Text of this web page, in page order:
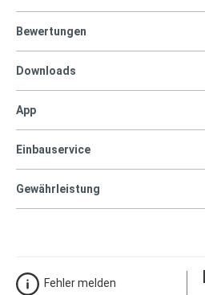
Bewertungen
Downloads
App
Einbauservice
Gewährleistung
Fehler melden